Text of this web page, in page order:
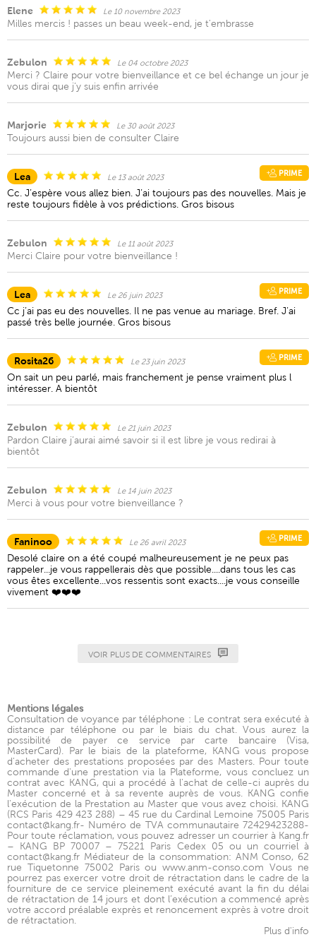
Elene Le 10 novembre 2023
Milles mercis ! passes un beau week-end, je t'embrasse
Zebulon Le 04 octobre 2023
Merci ? Claire pour votre bienveillance et ce bel échange un jour je
vous dirai que j’y suis enfin arrivée
Marjorie Le 30 août 2023
Toujours aussi bien de consulter Claire
Lea Le 13 août 2023 PRIME
Cc. J’espère vous allez bien. J’ai toujours pas des nouvelles. Mais je
reste toujours fidèle à vos prédictions. Gros bisous
Zebulon Le 11 août 2023
Merci Claire pour votre bienveillance !
Lea Le 26 juin 2023 PRIME
Cc j’ai pas eu des nouvelles. Il ne pas venue au mariage. Bref. J’ai
passé très belle journée. Gros bisous
Rosita26 Le 23 juin 2023 PRIME
On sait un peu parlé, mais franchement je pense vraiment plus l
intéresser. A bientôt
Zebulon Le 21 juin 2023
Pardon Claire j’aurai aimé savoir si il est libre je vous redirai à
bientôt
Zebulon Le 14 juin 2023
Merci à vous pour votre bienveillance ?
Faninoo Le 26 avril 2023 PRIME
Desolé claire on a été coupé malheureusement je ne peux pas
rappeler...je vous rappellerais dès que possible....dans tous les cas
vous êtes excellente...vos ressentis sont exacts....je vous conseille
vivement ❤️❤️❤️
VOIR PLUS DE COMMENTAIRES
Mentions légales
Consultation de voyance par téléphone : Le contrat sera exécuté à
distance par téléphone ou par le biais du chat. Vous aurez la
possibilité de payer ce service par carte bancaire (Visa,
MasterCard). Par le biais de la plateforme, KANG vous propose
d'acheter des prestations proposées par des Masters. Pour toute
commande d'une prestation via la Plateforme, vous concluez un
contrat avec KANG, qui a procédé à l'achat de celle-ci auprès du
Master concerné et à sa revente auprès de vous. KANG confie
l'exécution de la Prestation au Master que vous avez choisi. KANG
(RCS Paris 429 423 288) – 45 rue du Cardinal Lemoine 75005 Paris
contact@kang.fr- Numéro de TVA communautaire 72429423288-
Pour toute réclamation, vous pouvez adresser un courrier à Kang.fr
– KANG BP 70007 – 75221 Paris Cedex 05 ou un courriel à
contact@kang.fr Médiateur de la consommation: ANM Conso, 62
rue Tiquetonne 75002 Paris ou www.anm-conso.com Vous ne
pourrez pas exercer votre droit de rétractation dans le cadre de la
fourniture de ce service pleinement exécuté avant la fin du délai
de rétractation de 14 jours et dont l’exécution a commencé après
votre accord préalable exprès et renoncement exprès à votre droit
de rétractation.
Plus d'info